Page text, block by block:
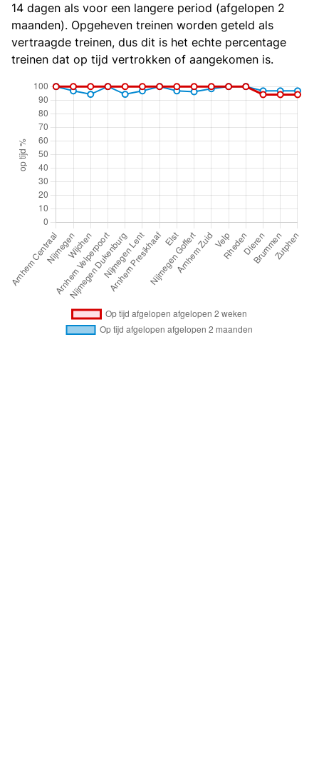
14 dagen als voor een langere period (afgelopen 2
maanden). Opgeheven treinen worden geteld als
vertraagde treinen, dus dit is het echte percentage
treinen dat op tijd vertrokken of aangekomen is.